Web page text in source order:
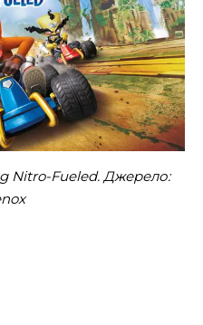
Nitro-Fueled. Джерело: